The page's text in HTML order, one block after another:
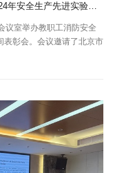
材料学院举办教职工消防安全培训会暨2024年安全生产先进实验室房间表彰会
议室举办教职工消防安全
表彰会。会议邀请了北京市
何健作消防安全知识培
管理的三个层面，即防止